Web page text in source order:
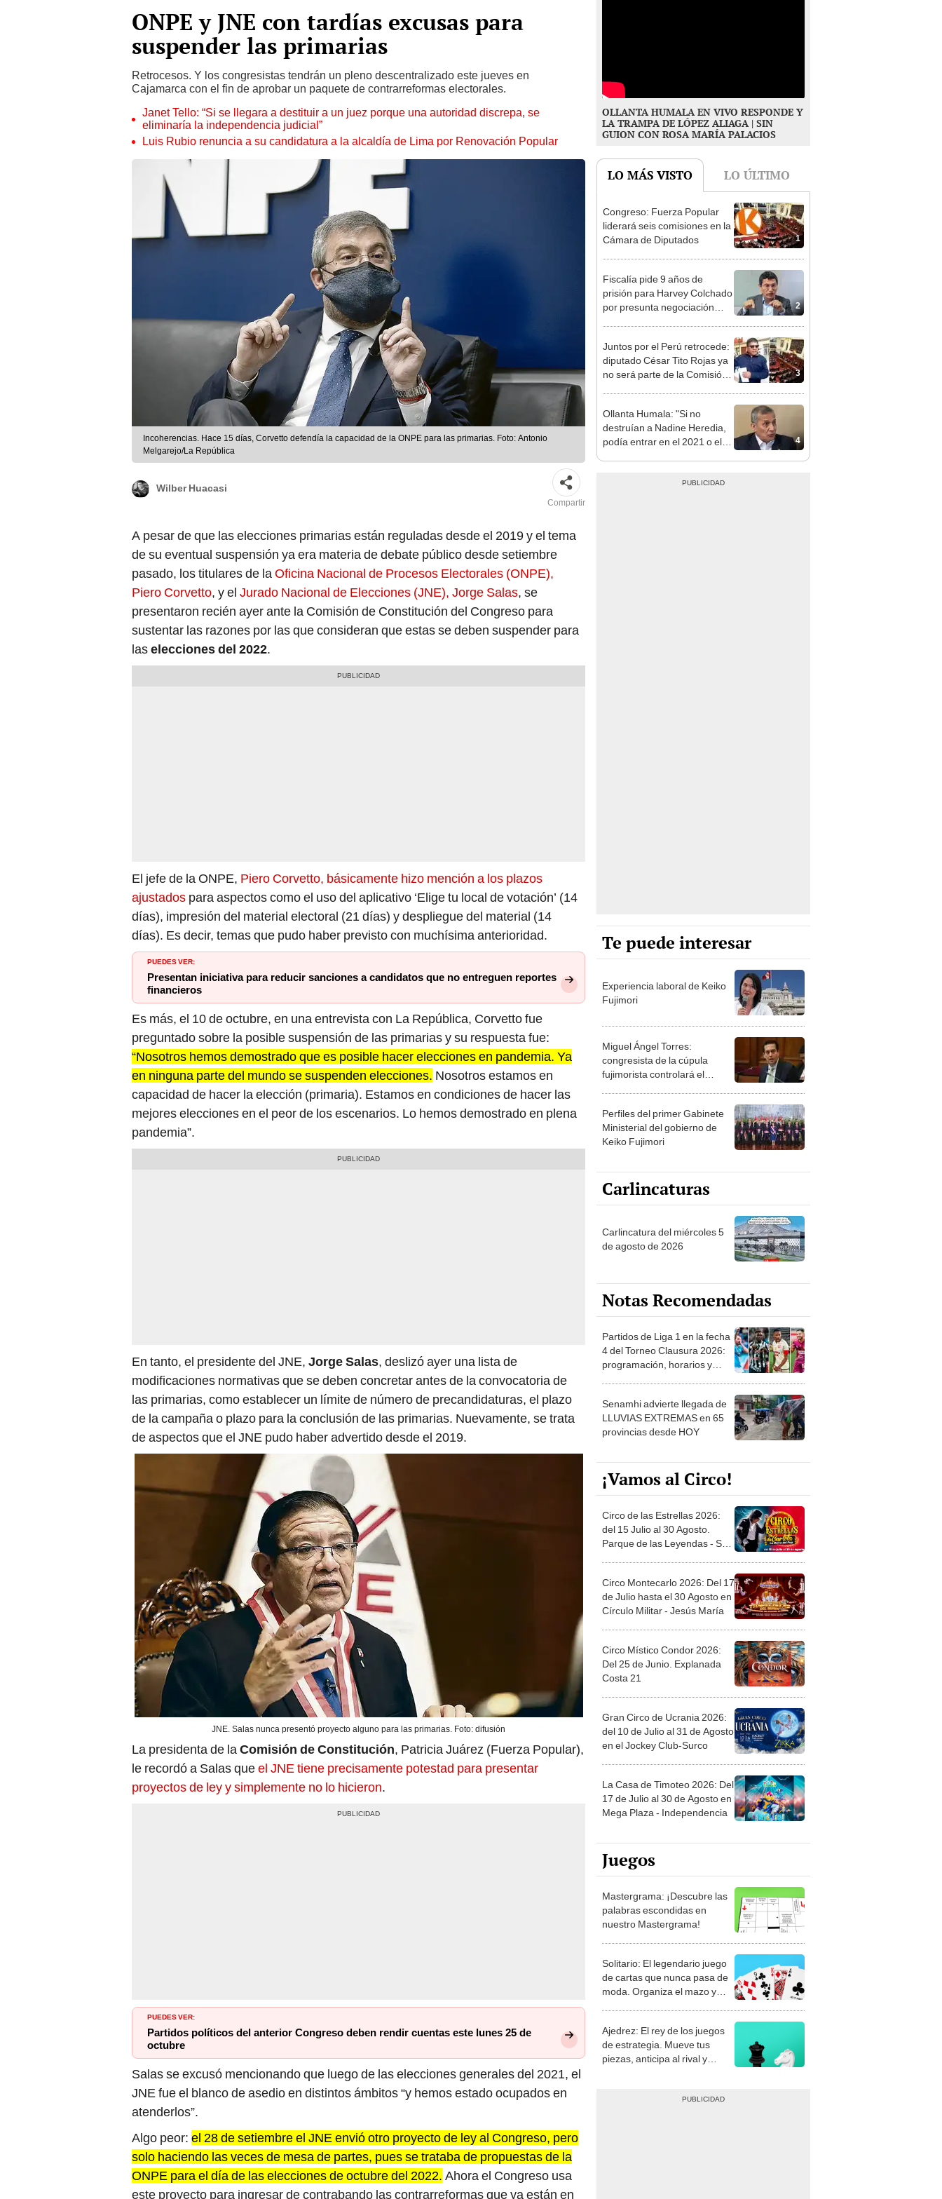
ONPE y JNE con tardías excusas para
suspender las primarias
Retrocesos. Y los congresistas tendrán un pleno descentralizado este jueves en
Cajamarca con el fin de aprobar un paquete de contrarreformas electorales.
Janet Tello: “Si se llegara a destituir a un juez porque una autoridad discrepa, se
eliminaría la independencia judicial”
Luis Rubio renuncia a su candidatura a la alcaldía de Lima por Renovación Popular
Incoherencias. Hace 15 días, Corvetto defendía la capacidad de la ONPE para las primarias. Foto: Antonio
Melgarejo/La República
Wilber Huacasi
Compartir
A pesar de que las elecciones primarias están reguladas desde el 2019 y el tema
de su eventual suspensión ya era materia de debate público desde setiembre
pasado, los titulares de laOficina Nacional de Procesos Electorales (ONPE),
Piero Corvetto, y el Jurado Nacional de Elecciones (JNE), Jorge Salas, se
presentaron recién ayer ante la Comisión de Constitución del Congreso para
sustentar las razones por las que consideran que estas se deben suspender para
laselecciones del 2022.
El jefe de la ONPE, Piero Corvetto, básicamente hizo mención a los plazos
ajustados para aspectos como el uso del aplicativo ‘Elige tu local de votación’ (14
días), impresión del material electoral (21 días) y despliegue del material (14
días). Es decir, temas que pudo haber previsto con muchísima anterioridad.
PUEDES VER:
Presentan iniciativa para reducir sanciones a candidatos que no entreguen reportes
financieros
Es más, el 10 de octubre, en una entrevista con La República, Corvetto fue
preguntado sobre la posible suspensión de las primarias y su respuesta fue:
“Nosotros hemos demostrado que es posible hacer elecciones en pandemia. Ya
en ninguna parte del mundo se suspenden elecciones. Nosotros estamos en
capacidad de hacer la elección (primaria). Estamos en condiciones de hacer las
mejores elecciones en el peor de los escenarios. Lo hemos demostrado en plena
pandemia”.
En tanto, el presidente del JNE, Jorge Salas, deslizó ayer una lista de
modificaciones normativas que se deben concretar antes de la convocatoria de
las primarias, como establecer un límite de número de precandidaturas, el plazo
de la campaña o plazo para la conclusión de las primarias. Nuevamente, se trata
de aspectos que el JNE pudo haber advertido desde el 2019.
JNE. Salas nunca presentó proyecto alguno para las primarias. Foto: difusión
La presidenta de laComisión de Constitución, Patricia Juárez (Fuerza Popular),
le recordó a Salas queel JNE tiene precisamente potestad para presentar
proyectos de ley y simplemente no lo hicieron.
PUEDES VER:
Partidos políticos del anterior Congreso deben rendir cuentas este lunes 25 de
octubre
Salas se excusó mencionando que luego de las elecciones generales del 2021, el
JNE fue el blanco de asedio en distintos ámbitos “y hemos estado ocupados en
atenderlos”.
Algo peor: el 28 de setiembre el JNE envió otro proyecto de ley al Congreso, pero
solo haciendo las veces de mesa de partes, pues se trataba de propuestas de la
ONPE para el día de las elecciones de octubre del 2022. Ahora el Congreso usa
este proyecto para ingresar de contrabando las contrarreformas que ya están en
OLLANTA HUMALA EN VIVO RESPONDE Y
LA TRAMPA DE LÓPEZ ALIAGA | SIN
GUION CON ROSA MARÍA PALACIOS
LO MÁS VISTO LO ÚLTIMO
1
Congreso: Fuerza Popular
liderará seis comisiones en la
Cámara de Diputados
2
Fiscalía pide 9 años de
prisión para Harvey Colchado
por presunta negociación
3
Juntos por el Perú retrocede:
diputado César Tito Rojas ya
no será parte de la Comisión
4
Ollanta Humala: "Si no
destruían a Nadine Heredia,
podía entrar en el 2021 o el
Te puede interesar
Experiencia laboral de Keiko
Fujimori
Miguel Ángel Torres:
congresista de la cúpula
fujimorista controlará el
Perfiles del primer Gabinete
Ministerial del gobierno de
Keiko Fujimori
Carlincaturas
Carlincatura del miércoles 5
de agosto de 2026
Notas Recomendadas
Partidos de Liga 1 en la fecha
4 del Torneo Clausura 2026:
programación, horarios y
Senamhi advierte llegada de
LLUVIAS EXTREMAS en 65
provincias desde HOY
¡Vamos al Circo!
Circo de las Estrellas 2026:
del 15 Julio al 30 Agosto.
Parque de las Leyendas - San
Circo Montecarlo 2026: Del 17
de Julio hasta el 30 Agosto en
Círculo Militar - Jesús María
Circo Místico Condor 2026:
Del 25 de Junio. Explanada
Costa 21
Gran Circo de Ucrania 2026:
del 10 de Julio al 31 de Agosto
en el Jockey Club-Surco
La Casa de Timoteo 2026: Del
17 de Julio al 30 de Agosto en
Mega Plaza - Independencia
Juegos
Mastergrama: ¡Descubre las
palabras escondidas en
nuestro Mastergrama!
Solitario: El legendario juego
de cartas que nunca pasa de
moda. Organiza el mazo y
Ajedrez: El rey de los juegos
de estrategia. Mueve tus
piezas, anticipa al rival y